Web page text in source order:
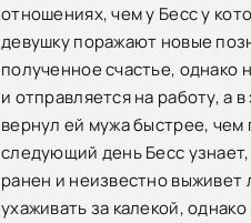
отношениях, чем у Бесс у
девушку поражают новые
полученное счастье, однако
и отправляется на работу, а
вернул ей мужа быстрее, чем
следующий день Бесс
ранен и неизвестно выживет
ухаживать за калекой,